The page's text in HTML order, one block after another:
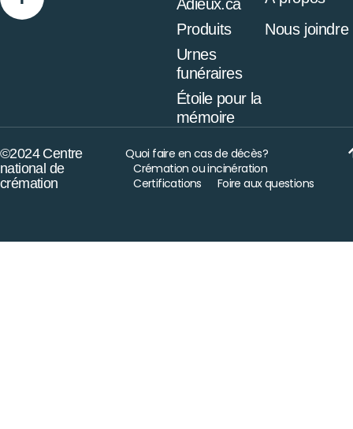
Adieux.ca
Produits
Urnes
funéraires
Étoile pour la
mémoire
Nous joindre
©2024 Centre
national de
crémation
Quoi faire en cas de décès?
Crémation ou incinération
Certifications
Foire aux questions